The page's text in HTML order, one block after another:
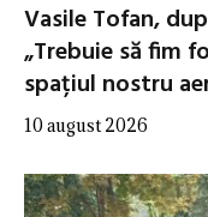
Vasile Tofan,
„Trebuie să fim
spațiul nostru
10 august 2026